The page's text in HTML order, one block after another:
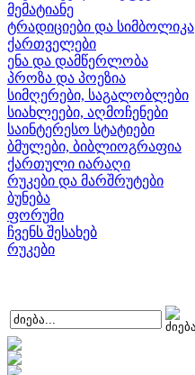
მემატიანე
ტრადიციები და სიმბოლიკა
ქართველები
ენა და დამწერლობა
პროზა და პოეზია
სიმღერები, საგალობლები
სიახლეები, აღმოჩენები
საინტერესო სტატიები
ბმულები, ბიბლიოგრაფია
ქართული იარაღი
რუკები და მარშრუტები
ბუნება
ფორუმი
ჩვენს შესახებ
რუკები